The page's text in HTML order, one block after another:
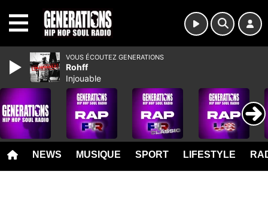
NEWS MUSIQUE SPORT LIFESTYLE
VOUS ÉCOUTEZ GENERATIONS
Rohff
Injouable